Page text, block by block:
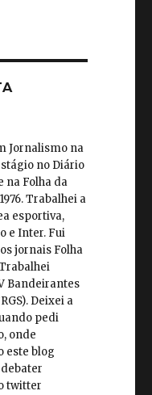
Jornalismo na
no Diário
na Folha da
Trabalhei a
esportiva,
e Inter. Fui
jornais Folha
Bandeirantes
Deixei a
pedi
onde
este blog
twitter